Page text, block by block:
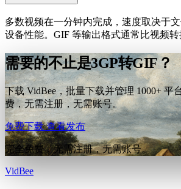
多数视频在一分钟内完成，速度取决于
设备性能。GIF 等输出格式通常比视频转
需要的不止是3GP转GIF？
下载 VidBee，批量下载并管理 1000+ 平
费，无需注册，无需账号。
免费下载查看发布
完全免费，无需注册，无需账号。
VidBee